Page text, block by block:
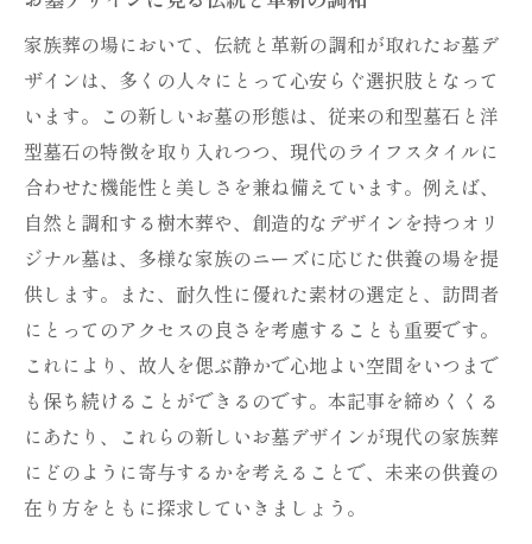
家族葬の場において、伝統と革新の調和が取れたお墓デ
ザインは、多くの人々にとって心安らぐ選択肢となって
います。この新しいお墓の形態は、従来の和型墓石と洋
型墓石の特徴を取り入れつつ、現代のライフスタイルに
合わせた機能性と美しさを兼ね備えています。例えば、
自然と調和する樹木葬や、創造的なデザインを持つオリ
ジナル墓は、多様な家族のニーズに応じた供養の場を提
供します。また、耐久性に優れた素材の選定と、訪問者
にとってのアクセスの良さを考慮することも重要です。
これにより、故人を偲ぶ静かで心地よい空間をいつまで
も保ち続けることができるのです。本記事を締めくくる
にあたり、これらの新しいお墓デザインが現代の家族葬
にどのように寄与するかを考えることで、未来の供養の
在り方をともに探求していきましょう。